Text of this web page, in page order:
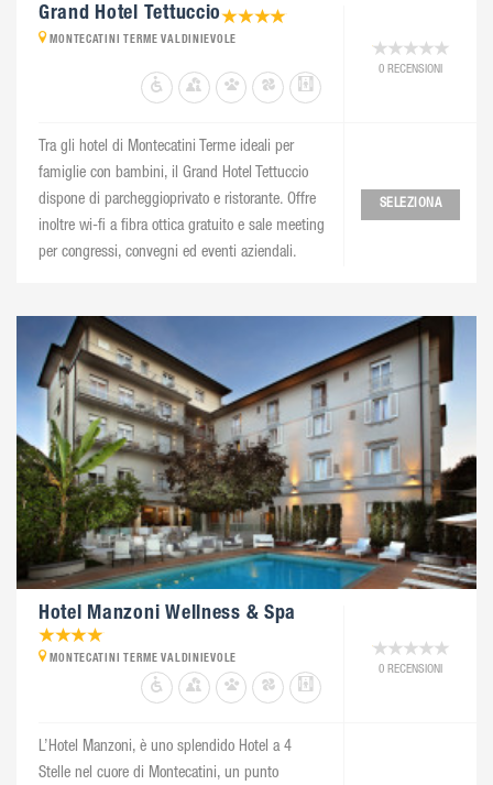
Grand Hotel Tettuccio
MONTECATINI TERME VALDINIEVOLE
0 RECENSIONI
Tra gli hotel di Montecatini Terme ideali per
famiglie con bambini, il Grand Hotel Tettuccio
dispone di parcheggioprivato e ristorante. Offre
inoltre wi-fi a fibra ottica gratuito e sale meeting
per congressi, convegni ed eventi aziendali.
SELEZIONA
Hotel Manzoni Wellness & Spa
MONTECATINI TERME VALDINIEVOLE
0 RECENSIONI
L’Hotel Manzoni, è uno splendido Hotel a 4
Stelle nel cuore di Montecatini, un punto